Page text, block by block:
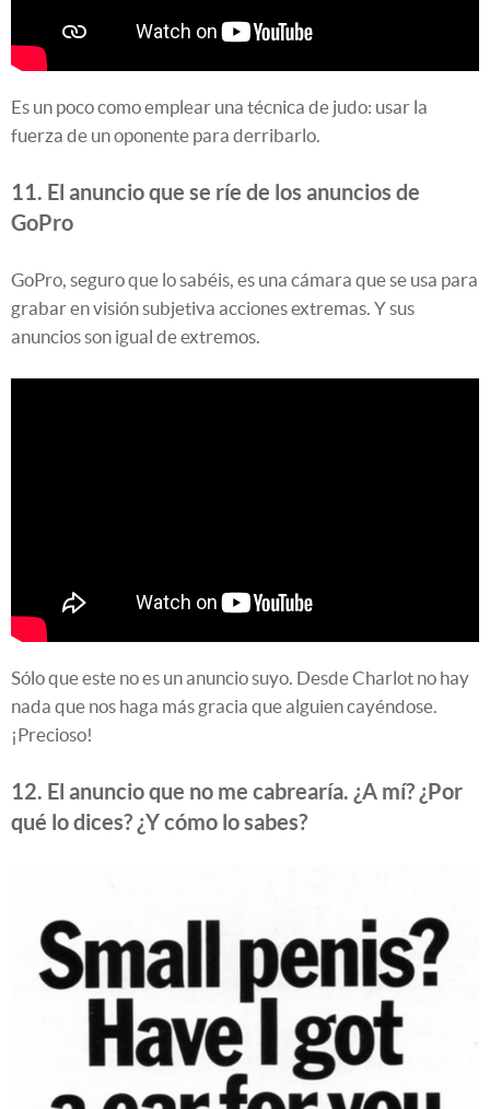
Es un poco como emplear una técnica de judo: usar la
fuerza de un oponente para derribarlo.
11. El anuncio que se ríe de los anuncios de
GoPro
GoPro, seguro que lo sabéis, es una cámara que se usa para
grabar en visión subjetiva acciones extremas. Y sus
anuncios son igual de extremos.
Sólo que este no es un anuncio suyo. Desde Charlot no hay
nada que nos haga más gracia que alguien cayéndose.
¡Precioso!
12. El anuncio que no me cabrearía. ¿A mí? ¿Por
qué lo dices? ¿Y cómo lo sabes?